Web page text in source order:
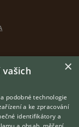
×
podobné technologie
a ke zpracování
identifikátory a